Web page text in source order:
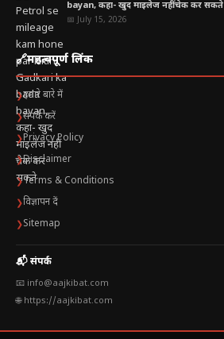
bayan, कहा- खुद माइलेज नहीं चेक कर सकते
📅 July 15, 2026
🔗महत्वपूर्ण लिंक
❯हमारे बारे में
❯संपर्क करें
❯Privacy Policy
❯Disclaimer
❯Terms & Conditions
❯विज्ञापन दें
❯Sitemap
📬 संपर्क
📧 info@aajkibat.com
🌐 https://aajkibat.com